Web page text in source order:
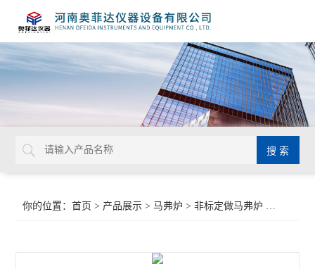
你的位置：首页 > 产品展示 >马弗炉 >非标定做马弗炉